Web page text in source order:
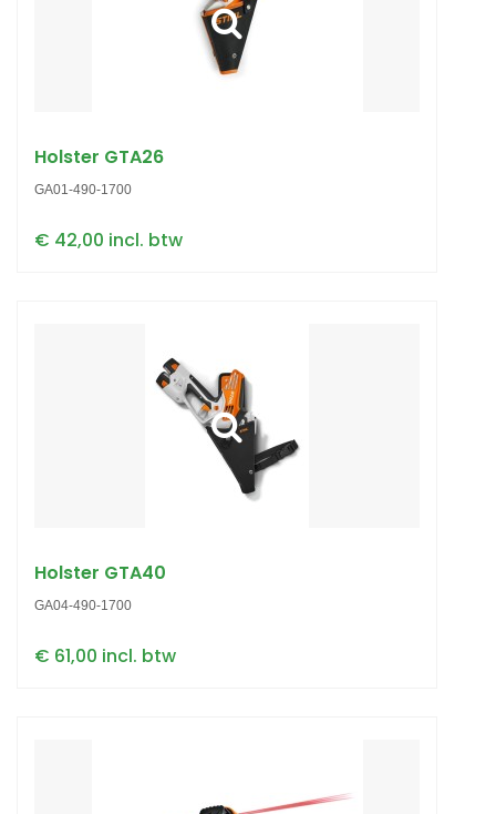
Holster GTA26
GA01-490-1700
€ 42,00 incl. btw
Holster GTA40
GA04-490-1700
€ 61,00 incl. btw